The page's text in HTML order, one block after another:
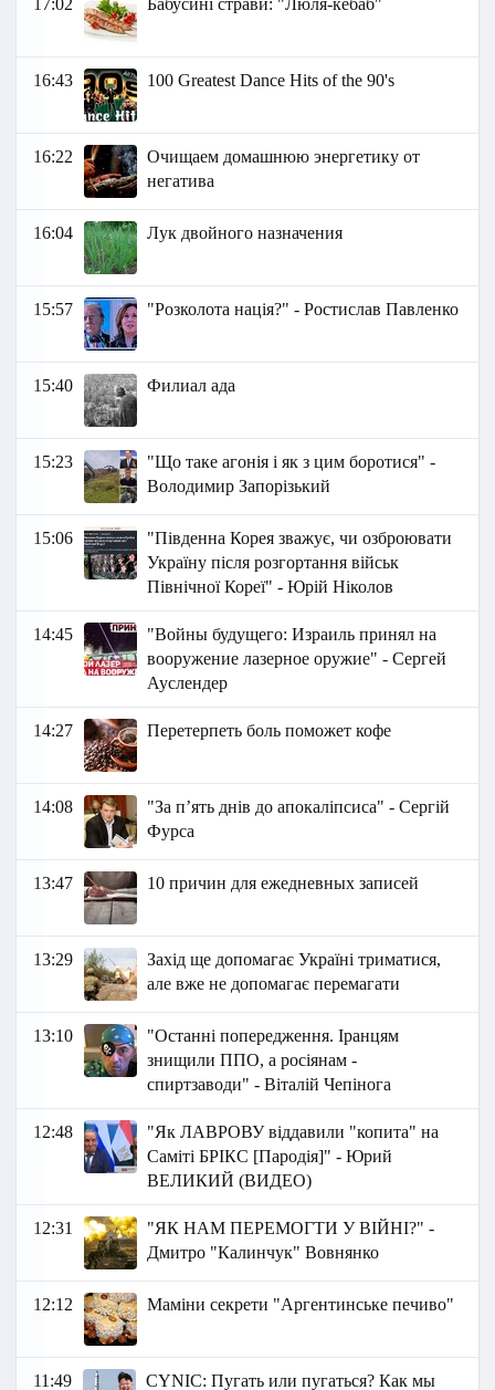
17:02 Бабусині страви: "Люля-кебаб"
16:43 100 Greatest Dance Hits of the 90's
16:22
Очищаем домашнюю энергетику от
негатива
16:04 Лук двойного назначения
15:57 "Розколота нація?" - Ростислав Павленко
15:40 Филиал ада
15:23
"Що таке агонія і як з цим боротися" -
Володимир Запорізький
15:06
"Південна Корея зважує, чи озброювати
Україну після розгортання військ
Північної Кореї" - Юрій Ніколов
14:45
"Войны будущего: Израиль принял на
вооружение лазерное оружие" - Сергей
Ауслендер
14:27 Перетерпеть боль поможет кофе
14:08
"За п’ять днів до апокаліпсиса" - Сергій
Фурса
13:47 10 причин для ежедневных записей
13:29
Захід ще допомагає Україні триматися,
але вже не допомагає перемагати
13:10
"Останні попередження. Іранцям
знищили ППО, а росіянам -
спиртзаводи" - Віталій Чепінога
12:48
"Як ЛАВРОВУ віддавили "копита" на
Саміті БРІКС [Пародія]" - Юрий
ВЕЛИКИЙ (ВИДЕО)
12:31
"ЯК НАМ ПЕРЕМОГТИ У ВІЙНІ?" -
Дмитро "Калинчук" Вовнянко
12:12 Маміни секрети "Аргентинське печиво"
11:49 СYNIC: Пугать или пугаться? Как мы